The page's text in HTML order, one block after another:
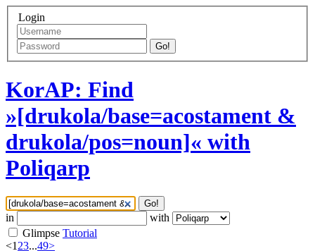
Login
Go!
KorAP: Find
»[drukola/base=acostament &
drukola/pos=noun]« with
Poliqarp
Go!
in
with
Glimpse Tutorial
<123...49>